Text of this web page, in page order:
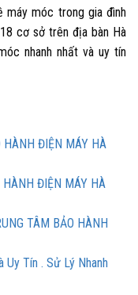
máy móc trong gia đình
cơ sở trên địa bàn Hà
nhanh nhất và uy tín
ĐIỆN MÁY HÀ
ĐIỆN MÁY HÀ
TÂM BẢO HÀNH
Tín . Sử Lý Nhanh